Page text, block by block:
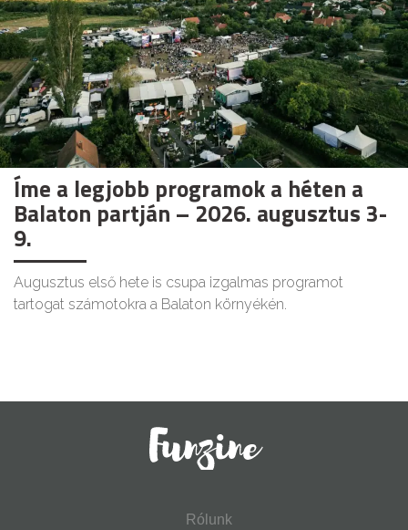
Íme a legjobb programok a héten a
Balaton partján – 2026. augusztus 3-
9.
Augusztus első hete is csupa izgalmas programot
tartogat számotokra a Balaton környékén.
Rólunk